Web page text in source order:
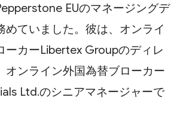
EUのマネージングデ
めていました。彼は、オンライ
ーカーLibertex Groupのディレ
オンライン外国為替ブローカー
Ltd.のシニアマネージャーで